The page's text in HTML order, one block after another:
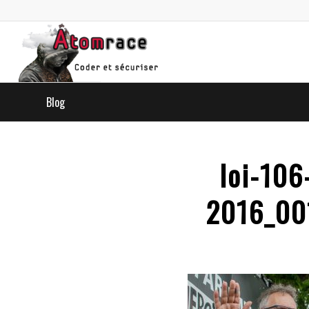
Blog
loi-